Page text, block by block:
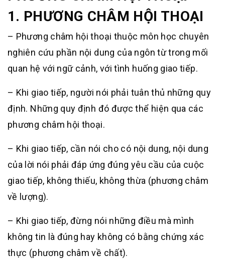
1. PHƯƠNG CHÂM HỘI THOẠI
– Phương châm hội thoại thuộc môn học chuyên
nghiên cứu phần nội dung của ngôn từ trong mối
quan hệ với ngữ cảnh, với tình huống giao tiếp.
– Khi giao tiếp, người nói phải tuân thủ những quy
định. Những quy định đó được thể hiện qua các
phương châm hội thoại.
– Khi giao tiếp, cần nói cho có nội dung, nội dung
của lời nói phải đáp ứng đúng yêu cầu của cuộc
giao tiếp, không thiếu, không thừa (phương châm
về lượng).
– Khi giao tiếp, đừng nói những điều mà mình
không tin là đúng hay không có bằng chứng xác
thực (phương châm về chất).